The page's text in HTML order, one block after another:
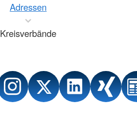
Adressen
Kreisverbände